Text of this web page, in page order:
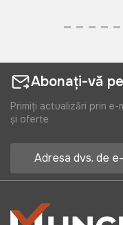
Abonați-vă
Primiți actualizări prin
și oferte